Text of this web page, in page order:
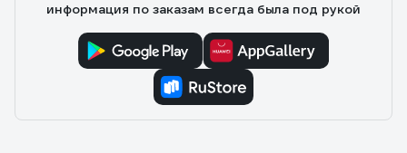
информация по заказам всегда была под рукой